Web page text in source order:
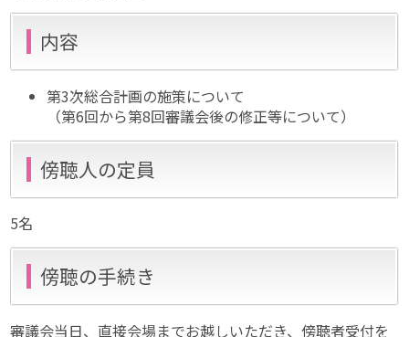
内容
第3次総合計画の施策について
（第6回から第8回審議会後の修正等について）
傍聴人の定員
5名
傍聴の手続き
審議会当日、直接会場までお越しいただき、傍聴者受付を